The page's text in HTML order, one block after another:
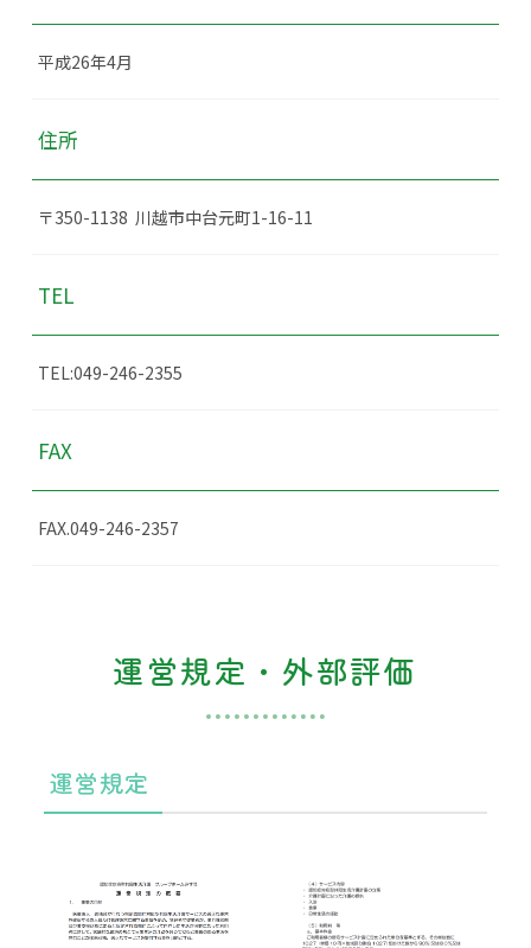
平成26年4月
住所
〒350-1138 川越市中台元町1-16-11
TEL
TEL:049-246-2355
FAX
FAX.049-246-2357
運営規定・外部評価
運営規定